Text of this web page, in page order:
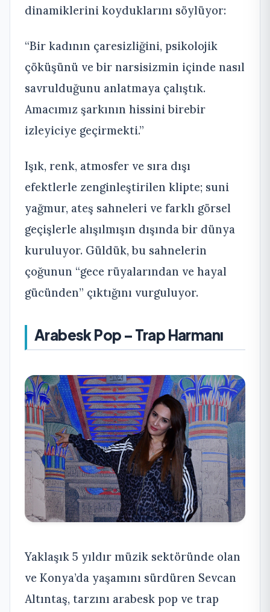
dinamiklerini koyduklarını söylüyor:
“Bir kadının çaresizliğini, psikolojik
çöküşünü ve bir narsisizmin içinde nasıl
savrulduğunu anlatmaya çalıştık.
Amacımız şarkının hissini birebir
izleyiciye geçirmekti.”
Işık, renk, atmosfer ve sıra dışı
efektlerle zenginleştirilen klipte; suni
yağmur, ateş sahneleri ve farklı görsel
geçişlerle alışılmışın dışında bir dünya
kuruluyor. Güldük, bu sahnelerin
çoğunun “gece rüyalarından ve hayal
gücünden” çıktığını vurguluyor.
Arabesk Pop – Trap Harmanı
Yaklaşık 5 yıldır müzik sektöründe olan
ve Konya’da yaşamını sürdüren Sevcan
Altıntaş, tarzını arabesk pop ve trap